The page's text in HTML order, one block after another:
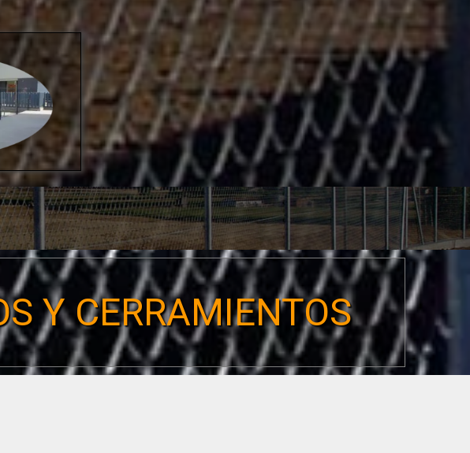
Y CERRAMIENTOS